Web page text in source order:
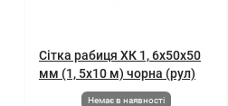
Сітка рабиця ХК 1, 6x50x50
мм (1, 5x10 м) чорна (рул)
Немає в наявності